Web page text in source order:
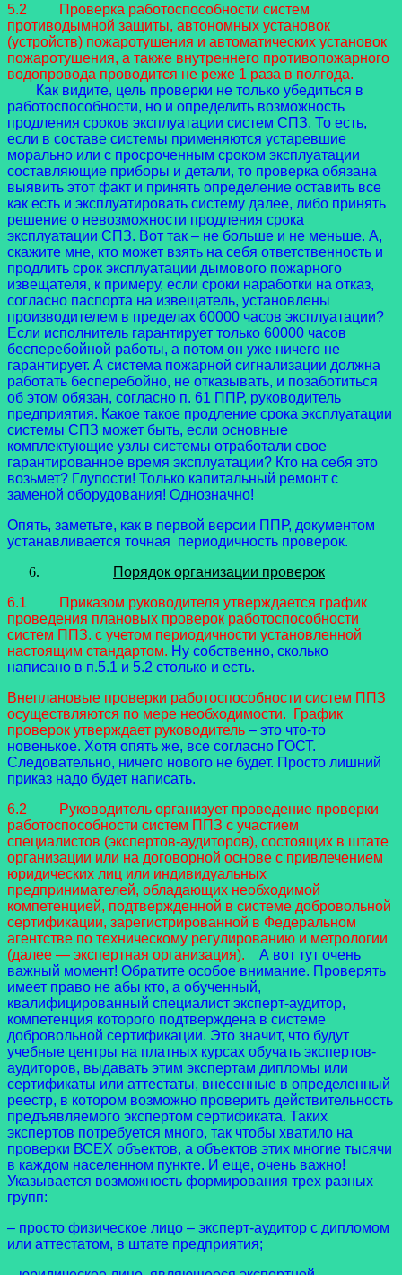
5.2 Проверка работоспособности систем
противодымной защиты, автономных установок
(устройств) пожаротушения и автоматических установок
пожаротушения, а также внутреннего противопожарного
водопровода проводится не реже 1 раза в полгода.
Как видите, цель проверки не только убедиться в
работоспособности, но и определить возможность
продления сроков эксплуатации систем СПЗ. То есть,
если в составе системы применяются устаревшие
морально или с просроченным сроком эксплуатации
составляющие приборы и детали, то проверка обязана
выявить этот факт и принять определение оставить все
как есть и эксплуатировать систему далее, либо принять
решение о невозможности продления срока
эксплуатации СПЗ. Вот так – не больше и не меньше. А,
скажите мне, кто может взять на себя ответственность и
продлить срок эксплуатации дымового пожарного
извещателя, к примеру, если сроки наработки на отказ,
согласно паспорта на извещатель, установлены
производителем в пределах 60000 часов эксплуатации?
Если исполнитель гарантирует только 60000 часов
бесперебойной работы, а потом он уже ничего не
гарантирует. А система пожарной сигнализации должна
работать бесперебойно, не отказывать, и позаботиться
об этом обязан, согласно п. 61 ППР, руководитель
предприятия. Какое такое продление срока эксплуатации
системы СПЗ может быть, если основные
комплектующие узлы системы отработали свое
гарантированное время эксплуатации? Кто на себя это
возьмет? Глупости! Только капитальный ремонт с
заменой оборудования! Однозначно!
Опять, заметьте, как в первой версии ППР, документом
устанавливается точная периодичность проверок.
Порядок организации проверок
6.1 Приказом руководителя утверждается график
проведения плановых проверок работоспособности
систем ППЗ. с учетом периодичности установленной
настоящим стандартом. Ну собственно, сколько
написано в п.5.1 и 5.2 столько и есть.
Внеплановые проверки работоспособности систем ППЗ
осуществляются по мере необходимости.
График
проверок утверждает руководитель – это что-то
новенькое. Хотя опять же, все согласно ГОСТ.
Следовательно, ничего нового не будет. Просто лишний
приказ надо будет написать.
6.2 Руководитель организует проведение проверки
работоспособности систем ППЗ с участием
специалистов (экспертов-аудиторов), состоящих в штате
организации или на договорной основе с привлечением
юридических лиц или индивидуальных
предпринимателей, обладающих необходимой
компетенцией, подтвержденной в системе добровольной
сертификации, зарегистрированной в Федеральном
агентстве по техническому регулированию и метрологии
(далее — экспертная организация).
А вот тут очень
важный момент! Обратите особое внимание. Проверять
имеет право не абы кто, а обученный,
квалифицированный специалист эксперт-аудитор,
компетенция которого подтверждена в системе
добровольной сертификации. Это значит, что будут
учебные центры на платных курсах обучать экспертов-
аудиторов, выдавать этим экспертам дипломы или
сертификаты или аттестаты, внесенные в определенный
реестр, в котором возможно проверить действительность
предъявляемого экспертом сертификата. Таких
экспертов потребуется много, так чтобы хватило на
проверки ВСЕХ объектов, а объектов этих многие тысячи
в каждом населенном пункте. И еще, очень важно!
Указывается возможность формирования трех разных
групп:
– просто физическое лицо – эксперт-аудитор с дипломом
или аттестатом, в штате предприятия;